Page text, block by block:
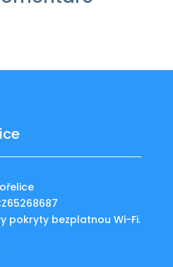
pokryty bezplatnou Wi-Fi.